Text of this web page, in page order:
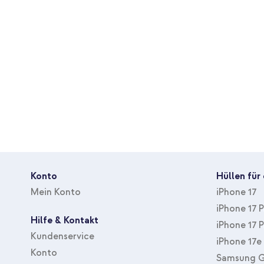
Konto
Mein Konto
Hilfe & Kontakt
Kundenservice
Konto
Hüllen für
iPhone 17
iPhone 17
iPhone 17
iPhone 17e
Samsung